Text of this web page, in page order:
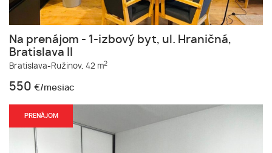
Na prenájom - 1-izbový byt, ul. Hraničná,
Bratislava II
Bratislava-Ružinov, 42 m2
550 €/mesiac
PRENÁJOM